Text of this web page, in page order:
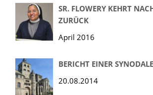
SR. FLOWERY KEHRT
ZURÜCK
April 2016
BERICHT EINER
20.08.2014